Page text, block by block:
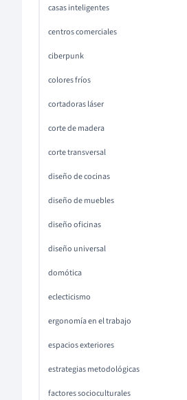
casas inteligentes
centros comerciales
ciberpunk
colores fríos
cortadoras láser
corte de madera
corte transversal
diseño de cocinas
diseño de muebles
diseño oficinas
diseño universal
domótica
eclecticismo
ergonomía en el trabajo
espacios exteriores
estrategias metodológicas
factores socioculturales